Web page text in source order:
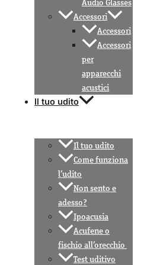
Audio Glasses
Accessori
Accessori
Accessori
per
apparecchi
acustici
Il tuo udito
Il tuo udito
Come funziona
l’udito
Non sento e
adesso?
Ipoacusia
Acufene o
fischio all’orecchio
Test uditivo